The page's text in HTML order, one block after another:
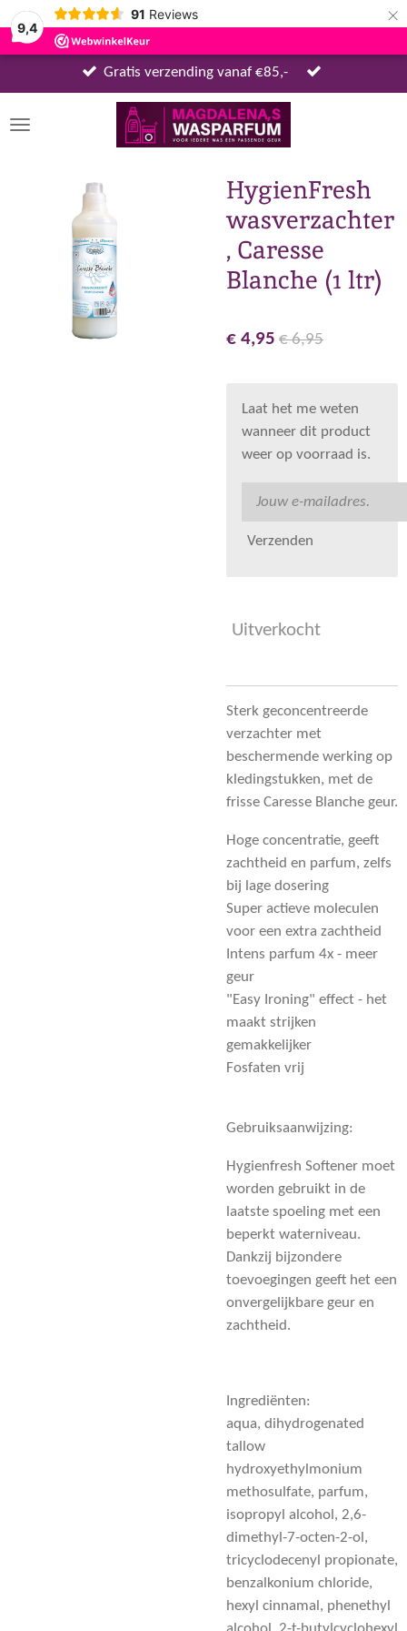
9,4
91 Reviews ×
Gratis verzending vanaf €85,-
HygienFresh
wasverzachter
, Caresse
Blanche (1 ltr)
€ 4,95 € 6,95
Laat het me weten
wanneer dit product
weer op voorraad is.
Verzenden
Uitverkocht
Sterk geconcentreerde
verzachter met
beschermende werking op
kledingstukken, met de
frisse Caresse Blanche geur.
Hoge concentratie, geeft
zachtheid en parfum, zelfs
bij lage dosering
Super actieve moleculen
voor een extra zachtheid
Intens parfum 4x - meer
geur
"Easy Ironing" effect - het
maakt strijken
gemakkelijker
Fosfaten vrij
Gebruiksaanwijzing:
Hygienfresh Softener moet
worden gebruikt in de
laatste spoeling met een
beperkt waterniveau.
Dankzij bijzondere
toevoegingen geeft het een
onvergelijkbare geur en
zachtheid.
Ingrediënten:
aqua, dihydrogenated
tallow
hydroxyethylmonium
methosulfate, parfum,
isopropyl alcohol, 2,6-
dimethyl-7-octen-2-ol,
tricyclodecenyl propionate,
benzalkonium chloride,
hexyl cinnamal, phenethyl